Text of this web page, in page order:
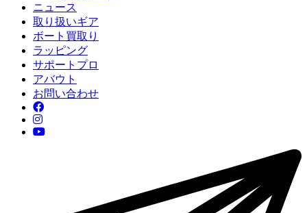
ニュース
取り扱いギア
ボート買取り
ラッピング
サポートプロ
アバウト
お問い合わせ